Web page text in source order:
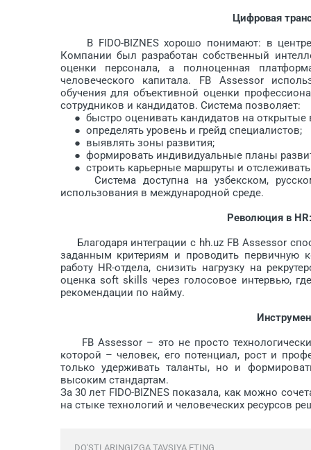
Цифровая
В FIDO-BIZNES хорошо понимают: в
Компании был разработан собственный
оценки персонала, а полноценная
человеческого капитала. FB Assessor
обучения для объективной оценки
сотрудников и кандидатов. Система позволяет:
● быстро оценивать кандидатов на открытые
● определять уровень и грейд специалистов;
● выявлять зоны развития;
● формировать индивидуальные планы
● строить карьерные маршруты и отслеживать
Система доступна на узбекском,
использования в международной среде.
Революция в
Благодаря интеграции с hh.uz FB Assessor
заданным критериям и проводить первичную
работу HR-отдела, снизить нагрузку на
оценка soft skills через голосовое интервью,
рекомендации по найму.
FB Assessor – это не просто
которой – человек, его потенциал, рост и
только удерживать таланты, но и
высоким стандартам.
За 30 лет FIDO-BIZNES показала, как можно
на стыке технологий и человеческих ресурсов
DO'STLARINGIZGA TAVSIYA ETING